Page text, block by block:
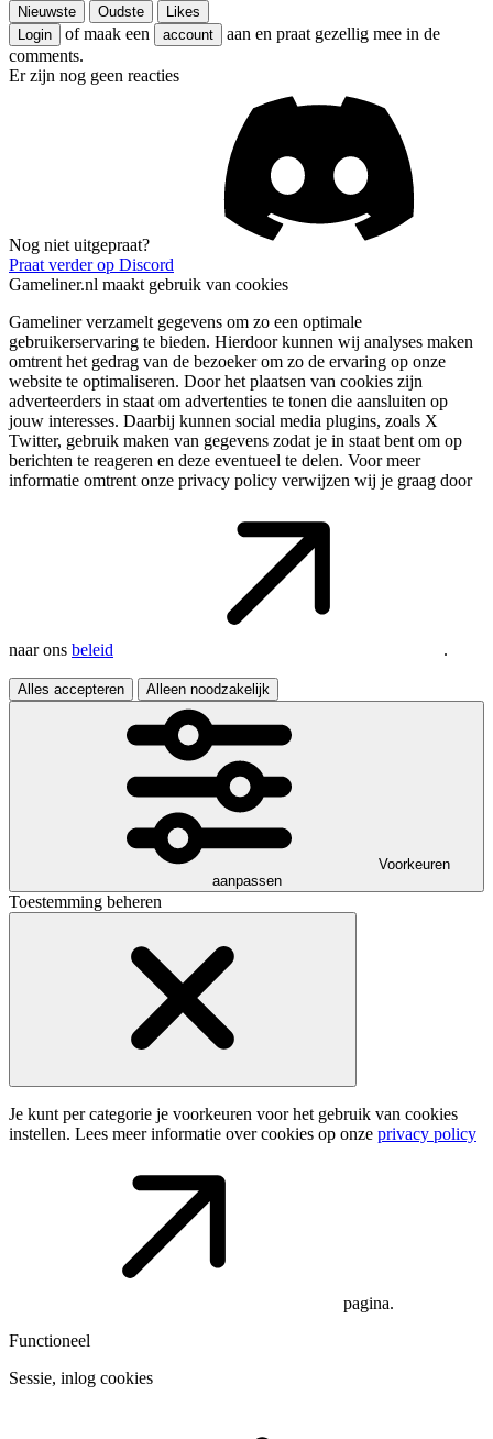
Nieuwste Oudste
Likes
Login
of maak een account
aan en praat gezellig mee in de
comments.
Er zijn nog geen reacties
Nog niet uitgepraat?
Praat verder op Discord
Gameliner.nl maakt gebruik van cookies
Gameliner verzamelt gegevens om zo een optimale
gebruikerservaring te bieden. Hierdoor kunnen wij analyses maken
omtrent het gedrag van de bezoeker om zo de ervaring op onze
website te optimaliseren. Door het plaatsen van cookies zijn
adverteerders in staat om advertenties te tonen die aansluiten op
jouw interesses. Daarbij kunnen social media plugins, zoals X
Twitter, gebruik maken van gegevens zodat je in staat bent om op
berichten te reageren en deze eventueel te delen. Voor meer
informatie omtrent onze privacy policy verwijzen wij je graag door
naar ons beleid .
Alles accepteren Alleen noodzakelijk
Voorkeuren
aanpassen
Toestemming beheren
Je kunt per categorie je voorkeuren voor het gebruik van cookies
instellen. Lees meer informatie over cookies op onze privacy policy
pagina.
Functioneel
Sessie, inlog cookies